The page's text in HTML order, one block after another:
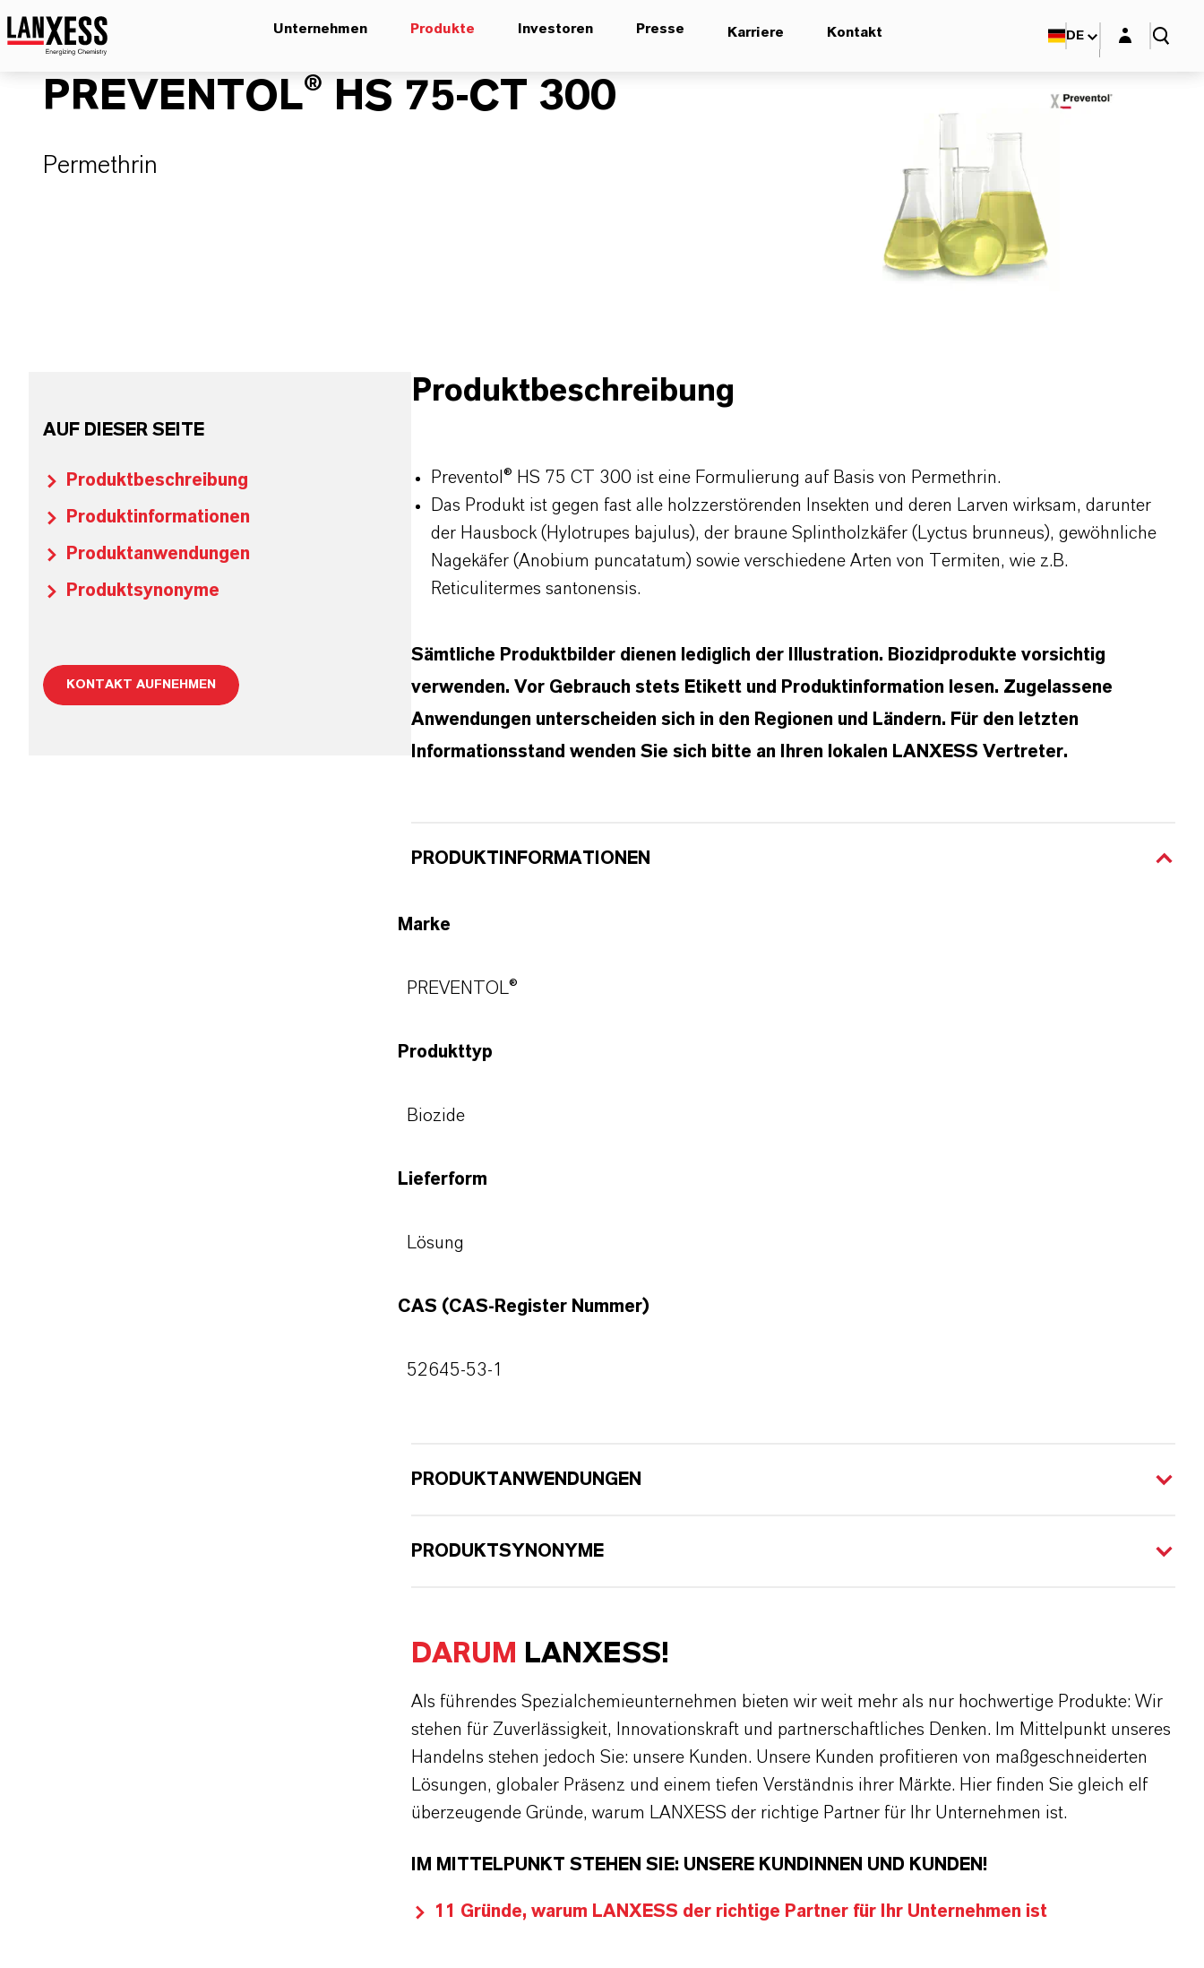
Unternehmen Produkte Investoren Presse Karriere Kontakt DE Login-Maske
PREVENTOL® HS 75-CT 300
Permethrin
AUF DIESER SEITE
Produktbeschreibung
Produktinformationen
Produktanwendungen
Produktsynonyme
KONTAKT AUFNEHMEN
Produktbeschreibung
Preventol® HS 75 CT 300 ist eine Formulierung auf Basis von Permethrin.
Das Produkt ist gegen fast alle holzzerstörenden Insekten und deren Larven wirksam, darunter
der Hausbock (Hylotrupes bajulus), der braune Splintholzkäfer (Lyctus brunneus), gewöhnliche
Nagekäfer (Anobium puncatatum) sowie verschiedene Arten von Termiten, wie z.B.
Reticulitermes santonensis.
Sämtliche Produktbilder dienen lediglich der Illustration. Biozidprodukte vorsichtig
verwenden. Vor Gebrauch stets Etikett und Produktinformation lesen. Zugelassene
Anwendungen unterscheiden sich in den Regionen und Ländern. Für den letzten
Informationsstand wenden Sie sich bitte an Ihren lokalen LANXESS Vertreter.
PRODUKTINFORMATIONEN
Marke
PREVENTOL®
Produkttyp
Biozide
Lieferform
Lösung
CAS (CAS-Register Nummer)
52645-53-1
PRODUKTANWENDUNGEN
PRODUKTSYNONYME
DARUM LANXESS!
Als führendes Spezialchemieunternehmen bieten wir weit mehr als nur hochwertige Produkte: Wir
stehen für Zuverlässigkeit, Innovationskraft und partnerschaftliches Denken. Im Mittelpunkt unseres
Handelns stehen jedoch Sie: unsere Kunden. Unsere Kunden profitieren von maßgeschneiderten
Lösungen, globaler Präsenz und einem tiefen Verständnis ihrer Märkte. Hier finden Sie gleich elf
überzeugende Gründe, warum LANXESS der richtige Partner für Ihr Unternehmen ist.
IM MITTELPUNKT STEHEN SIE: UNSERE KUNDINNEN UND KUNDEN!
11 Gründe, warum LANXESS der richtige Partner für Ihr Unternehmen ist